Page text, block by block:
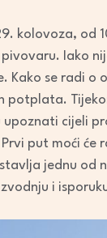
kolovoza, od
Iako
Kako se radi
potplata.
upoznati cijeli
put moći će
jednu od
i